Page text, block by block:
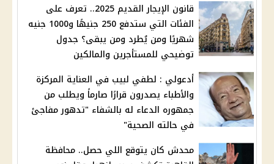
قانون الإيجار القديم 2025.. تعرف على
الفئات التي ستدفع 250 جنيهًا و1000 جنيه
شهريًا ومن يُطرد ومن يبقى؟ جدول
توضيحي للمستأجرين والمالكين
أدعولي : لطفي لبيب في العناية المركزة
والأطباء يصدرون قرارًا صارماً ويطلب من
جمهوره الدعاء له بالشفاء "تدهور مفاجئ
في حالته الصحية"
محدش كان يتوقع اللي حصل.. محافظة